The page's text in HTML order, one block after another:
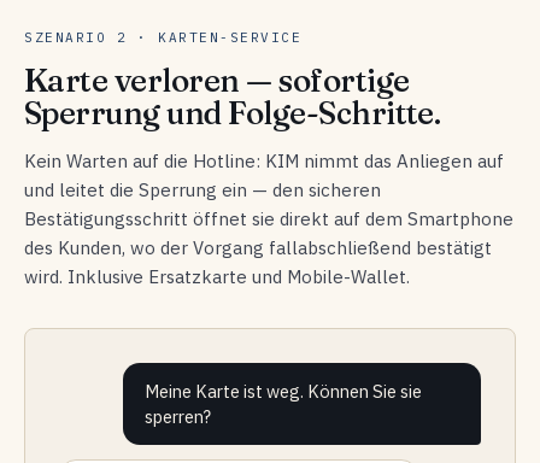
SZENARIO 2 · KARTEN-SERVICE
Karte verloren — sofortige
Sperrung und Folge-Schritte.
Kein Warten auf die Hotline: KIM nimmt das Anliegen auf
und leitet die Sperrung ein — den sicheren
Bestätigungsschritt öffnet sie direkt auf dem Smartphone
des Kunden, wo der Vorgang fallabschließend bestätigt
wird. Inklusive Ersatzkarte und Mobile-Wallet.
Meine Karte ist weg. Können Sie sie
sperren?